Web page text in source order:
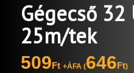
Gégecső 32
25m/tek
509Ft +ÁFA (646Ft)